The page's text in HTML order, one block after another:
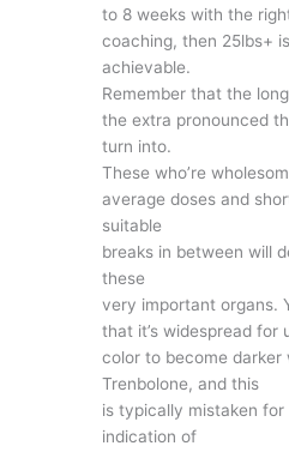
to 8 weeks with the
coaching, then 25lbs+
achievable.
Remember that the
the extra pronounced
turn into.
These who’re
average doses and
suitable
breaks in between will
these
very important organs.
that it’s widespread for
color to become darker
Trenbolone, and this
is typically mistaken for
indication of